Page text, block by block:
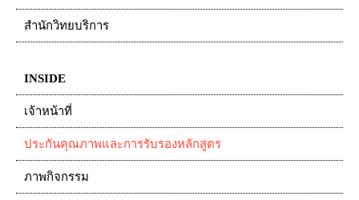
สำนักวิทยบริการ
INSIDE
เจ้าหน้าที่
ประกันคุณภาพและการรับรองหลักสูตร
ภาพกิจกรรม